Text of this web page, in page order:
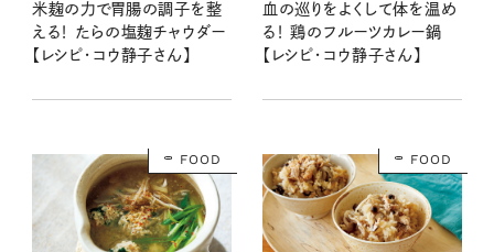
米麹の力で胃腸の調子を整
える！ たらの塩麹チャウダー
【レシピ・コウ静子さん】
血の巡りをよくして体を温め
る！ 鶏のフルーツカレー鍋
【レシピ・コウ静子さん】
FOOD FOOD